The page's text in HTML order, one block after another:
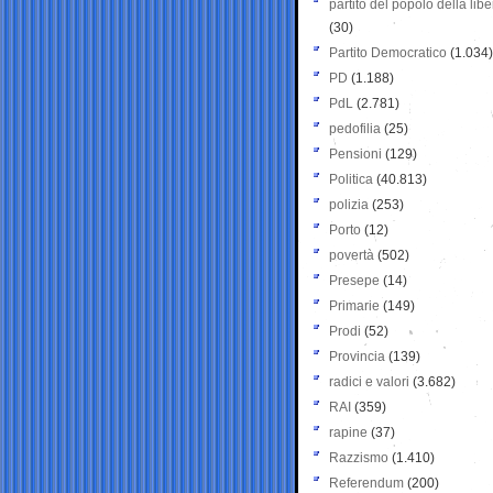
partito del popolo della
(30)
Partito Democratico (1.034)
PD (1.188)
PdL (2.781)
pedofilia (25)
Pensioni (129)
Politica (40.813)
polizia (253)
Porto (12)
povertà (502)
Presepe (14)
Primarie (149)
Prodi (52)
Provincia (139)
radici e valori (3.682)
RAI (359)
rapine (37)
Razzismo (1.410)
Referendum (200)